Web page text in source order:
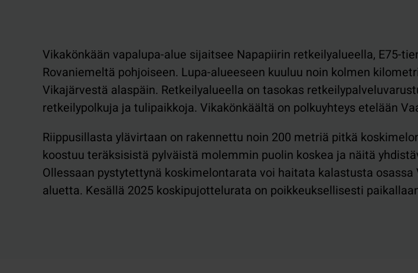
Vikakönkään vapalupa-alue sijaitsee Napapiirin retkeilyalueella, E75-
Rovaniemeltä pohjoiseen. Lupa-alueeseen kuuluu noin kolmen
Vikajärvestä alaspäin. Retkeilyalueella on tasokas
retkeilypolkuja ja tulipaikkoja. Vikakönkäältä on polkuyhteys etelään
Riippusillasta ylävirtaan on rakennettu noin 200 metriä pitkä
koostuu teräksisistä pylväistä molemmin puolin koskea ja näitä
Ollessaan pystytettynä koskimelontarata voi haitata kalastusta osassa
aluetta. Kesällä 2025 koskipujottelurata on poikkeuksellisesti